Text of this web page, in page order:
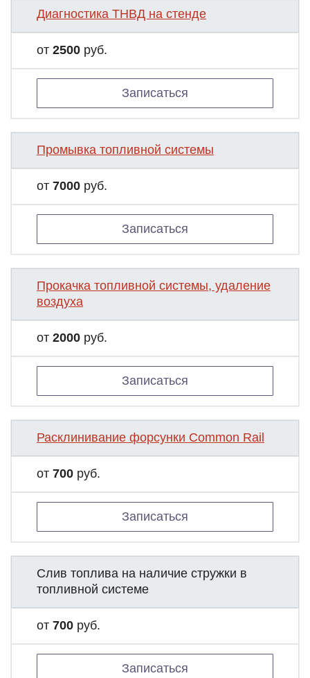
Диагностика ТНВД на стенде
от 2500 руб.
Записаться
Промывка топливной системы
от 7000 руб.
Записаться
Прокачка топливной системы, удаление
воздуха
от 2000 руб.
Записаться
Расклинивание форсунки Common Rail
от 700 руб.
Записаться
Слив топлива на наличие стружки в
топливной системе
от 700 руб.
Записаться